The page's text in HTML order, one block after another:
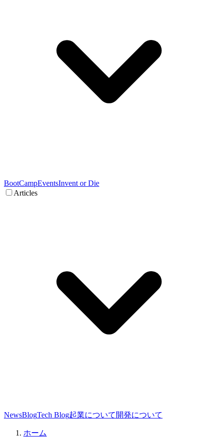
BootCampEventsInvent or Die
Articles
NewsBlogTech Blog起業について 開発について
ホーム